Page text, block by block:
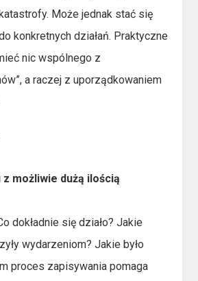
Może jednak stać się
konkretnych działań. Praktyczne
nic wspólnego z
a raczej z uporządkowaniem
z możliwie dużą ilością
dokładnie się działo? Jakie
wydarzeniom? Jakie było
proces zapisywania pomaga